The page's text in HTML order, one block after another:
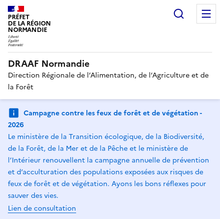
PRÉFET
DE LA RÉGION
NORMANDIE
DRAAF Normandie
Direction Régionale de l’Alimentation, de l’Agriculture et de
la Forêt
Campagne contre les feux de forêt et de végétation -
2026
Le ministère de la Transition écologique, de la Biodiversité,
de la Forêt, de la Mer et de la Pêche et le ministère de
l’Intérieur renouvellent la campagne annuelle de prévention
et d’acculturation des populations exposées aux risques de
feux de forêt et de végétation. Ayons les bons réflexes pour
sauver des vies.
Lien de consultation